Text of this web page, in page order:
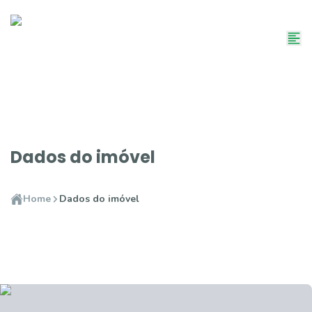
Dados do imóvel
Home Dados do imóvel